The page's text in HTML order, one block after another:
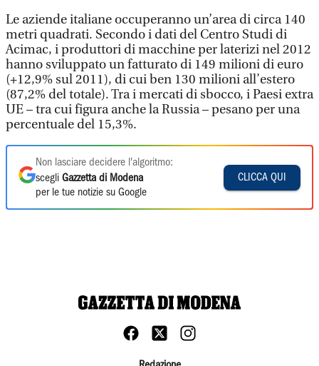
Le aziende italiane occuperanno un’area di circa 140
metri quadrati. Secondo i dati del Centro Studi di
Acimac, i produttori di macchine per laterizi nel 2012
hanno sviluppato un fatturato di 149 milioni di euro
(+12,9% sul 2011), di cui ben 130 milioni all’estero
(87,2% del totale). Tra i mercati di sbocco, i Paesi extra
UE – tra cui figura anche la Russia – pesano per una
percentuale del 15,3%.
Non lasciare decidere l'algoritmo:
scegli Gazzetta di Modena
per le tue notizie su Google
CLICCA QUI